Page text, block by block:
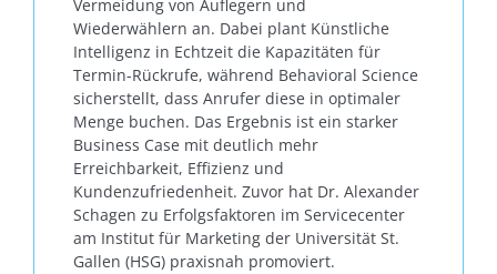
Vermeidung von Auflegern und
Wiederwählern an. Dabei plant Künstliche
Intelligenz in Echtzeit die Kapazitäten für
Termin-Rückrufe, während Behavioral Science
sicherstellt, dass Anrufer diese in optimaler
Menge buchen. Das Ergebnis ist ein starker
Business Case mit deutlich mehr
Erreichbarkeit, Effizienz und
Kundenzufriedenheit. Zuvor hat Dr. Alexander
Schagen zu Erfolgsfaktoren im Servicecenter
am Institut für Marketing der Universität St.
Gallen (HSG) praxisnah promoviert.